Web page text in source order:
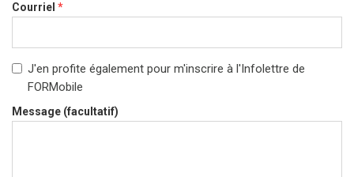
Courriel *
J'en profite également pour m'inscrire à l'Infolettre de
FORMobile
Message (facultatif)